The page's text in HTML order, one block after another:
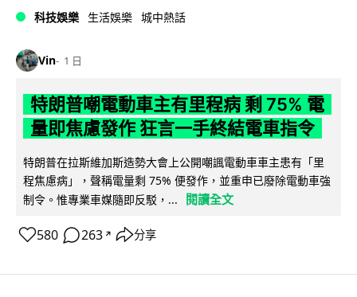
科技娛樂 生活娛樂 城中熱話
Vin 1 日
特朗普嘲電動車主有里程病 剩 75% 電
量即焦慮發作 狂言一手終結電車指令
特朗普在拉斯維加斯造勢大會上公開嘲諷電動車車主患有「里
程焦慮病」，聲稱電量剩 75% 便發作，並重申已廢除電動車強
制令。惟專業車媒隨即反駁，...
閱讀全文
580 263 ↗ 分享